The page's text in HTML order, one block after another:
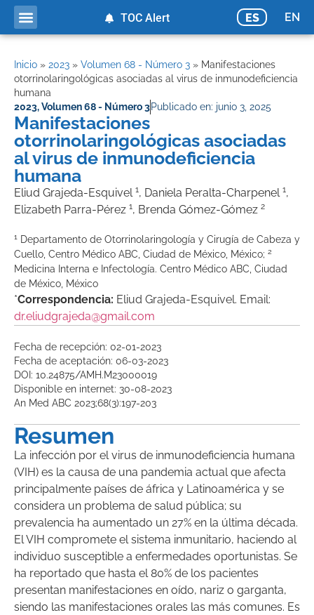
ES EN
TOC Alert
Inicio » 2023 » Volumen 68 - Número 3 » Manifestaciones
otorrinolaringológicas asociadas al virus de inmunodeficiencia
humana
2023,Volumen 68 - Número 3Publicado en: junio 3, 2025
Manifestaciones
otorrinolaringológicas asociadas
al virus de inmunodeficiencia
humana
Eliud Grajeda-Esquivel 1, Daniela Peralta-Charpenel 1,
Elizabeth Parra-Pérez 1, Brenda Gómez-Gómez 2
1
Departamento de Otorrinolaringología y Cirugía de Cabeza y
Cuello, Centro Médico ABC, Ciudad de México, México; 2
Medicina Interna e Infectología. Centro Médico ABC, Ciudad
de México, México
*Correspondencia: Eliud Grajeda-Esquivel. Email:
dr.eliudgrajeda@gmail.com
Fecha de recepción: 02-01-2023
Fecha de aceptación: 06-03-2023
DOI: 10.24875/AMH.M23000019
Disponible en internet: 30-08-2023
An Med ABC 2023;68(3):197-203
Resumen
La infección por el virus de inmunodeficiencia humana
(VIH) es la causa de una pandemia actual que afecta
principalmente países de áfrica y Latinoamérica y se
considera un problema de salud pública; su
prevalencia ha aumentado un 27% en la última década.
El VIH compromete el sistema inmunitario, haciendo al
individuo susceptible a enfermedades oportunistas. Se
ha reportado que hasta el 80% de los pacientes
presentan manifestaciones en oído, nariz o garganta,
siendo las manifestaciones orales las más comunes. Es